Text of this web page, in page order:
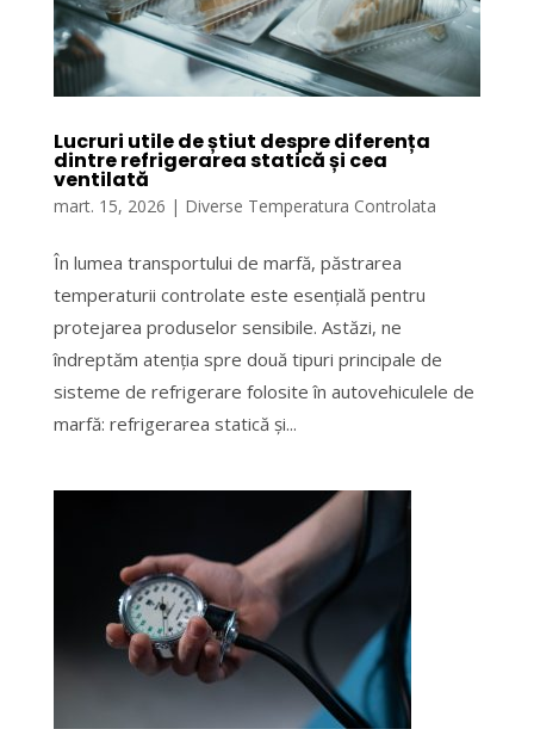
Lucruri utile de știut despre diferența
dintre refrigerarea statică și cea
ventilată
mart. 15, 2026 | Diverse Temperatura Controlata
În lumea transportului de marfă, păstrarea
temperaturii controlate este esențială pentru
protejarea produselor sensibile. Astăzi, ne
îndreptăm atenția spre două tipuri principale de
sisteme de refrigerare folosite în autovehiculele de
marfă: refrigerarea statică și...